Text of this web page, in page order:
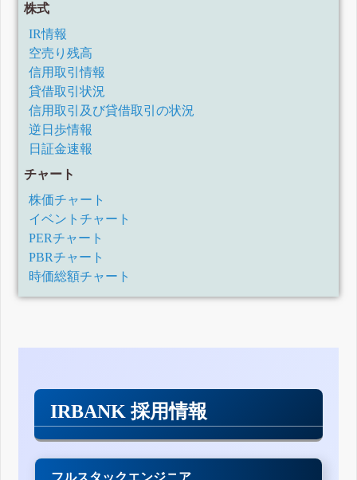
株式
IR情報
空売り残高
信用取引情報
貸借取引状況
信用取引及び貸借取引の状況
逆日歩情報
日証金速報
チャート
株価チャート
イベントチャート
PERチャート
PBRチャート
時価総額チャート
IRBANK 採用情報
フルスタックエンジニア